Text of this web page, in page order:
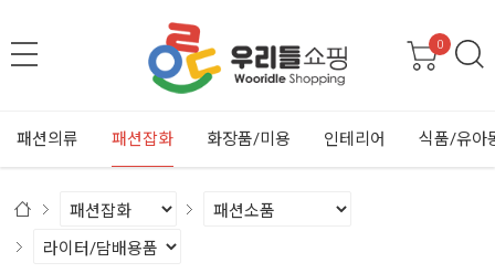
0
패션의류 패션잡화 화장품/미용 인테리어 식품/유아